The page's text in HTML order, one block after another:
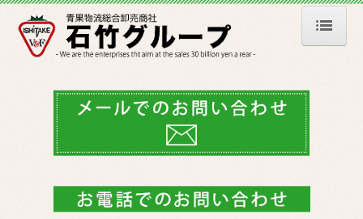
石竹グループについて
会社案内
石竹本社